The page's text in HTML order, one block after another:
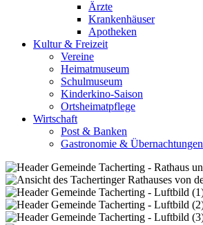
Ärzte
Krankenhäuser
Apotheken
Kultur & Freizeit
Vereine
Heimatmuseum
Schulmuseum
Kinderkino-Saison
Ortsheimatpflege
Wirtschaft
Post & Banken
Gastronomie & Übernachtungen